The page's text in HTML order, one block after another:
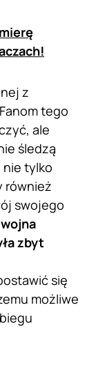
z
tego
ale
śledzą
tylko
również
swojego
zbyt
się
możliwe